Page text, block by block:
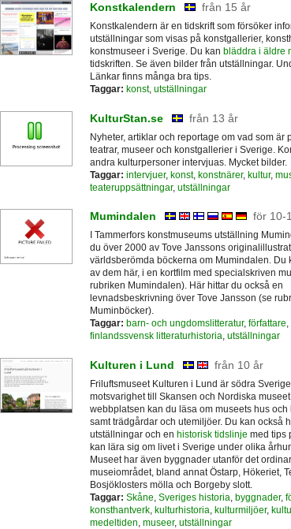
Konstkalendern från 15 år
Konstkalendern är en tidskrift som försöker
utställningar som visas på konstgallerier,
konstmuseer i Sverige. Du kan bläddra i äldre
tidskriften. Se även bilder från utställningar.
Länkar finns många bra tips.
Taggar: konst, utställningar
KulturStan.se från 13 år
Nyheter, artiklar och reportage om vad som är
teatrar, museer och konstgallerier i Sverige.
andra kulturpersoner intervjuas. Mycket bilder.
Taggar: intervjuer, konst, konstnärer, kultur,
teateruppsättningar, utställningar
Mumindalen för 10-
I Tammerfors konstmuseums utställning
du över 2000 av Tove Janssons
världsberömda böckerna om Mumindalen. Du
av dem här, i en kortfilm med specialskriven
rubriken Mumindalen). Här hittar du också en
levnadsbeskrivning över Tove Jansson (se
Muminböcker).
Taggar: barn- och ungdomslitteratur, författare,
finlandssvensk litteraturhistoria, utställningar
Kulturen i Lund från 10 år
Friluftsmuseet Kulturen i Lund är södra
motsvarighet till Skansen och Nordiska
webbplatsen kan du läsa om museets hus och
samt trädgårdar och utemiljöer. Du kan också
utställningar och en historisk tidslinje med tips
kan lära sig om livet i Sverige under olika
Museet har även byggnader utanför det
museiområdet, bland annat Östarp, Hökeriet,
Bosjöklosters mölla och Borgeby slott.
Taggar: Skåne Sveriges historia byggnader,
konsthantverk, kulturhistoria kulturmiljöer,
medeltiden museer, utställningar